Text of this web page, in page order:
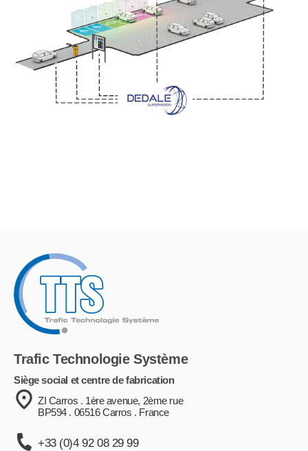
Trafic Technologie Système
Siège social et centre de fabrication
ZI Carros . 1ère avenue, 2ème rue
BP594 . 06516 Carros . France
+33 (0)4 92 08 29 99